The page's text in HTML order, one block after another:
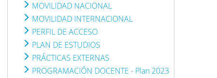
MOVILIDAD NACIONAL
MOVILIDAD INTERNACIONAL
PERFIL DE ACCESO
PLAN DE ESTUDIOS
PRÁCTICAS EXTERNAS
PROGRAMACIÓN DOCENTE - Plan 2023